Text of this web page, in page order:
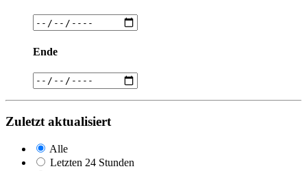
Ende
Zuletzt aktualisiert
Alle
Letzten 24 Stunden